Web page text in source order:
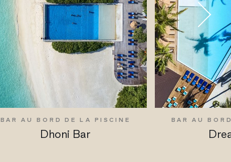
BAR AU BORD DE LA PISCINE
Dhoni Bar
BAR AU